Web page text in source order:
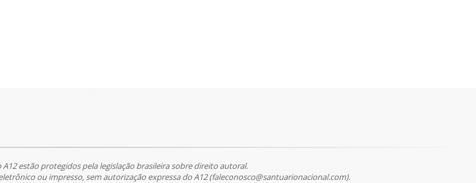
estão protegidos pela legislação brasileira sobre direito autoral.
ou impresso, sem autorização expressa do A12 (faleconosco@santuarionacional.com).